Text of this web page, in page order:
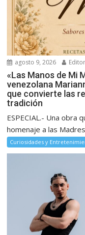
agosto 9, 2026 Editor
«Las Manos de Mi
venezolana
que convierte las
tradición
ESPECIAL.- Una obra
homenaje a las
Curiosidades y